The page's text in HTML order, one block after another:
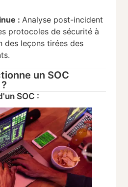
: Analyse post-incident
protocoles de sécurité à
des leçons tirées des
un SOC
SOC :